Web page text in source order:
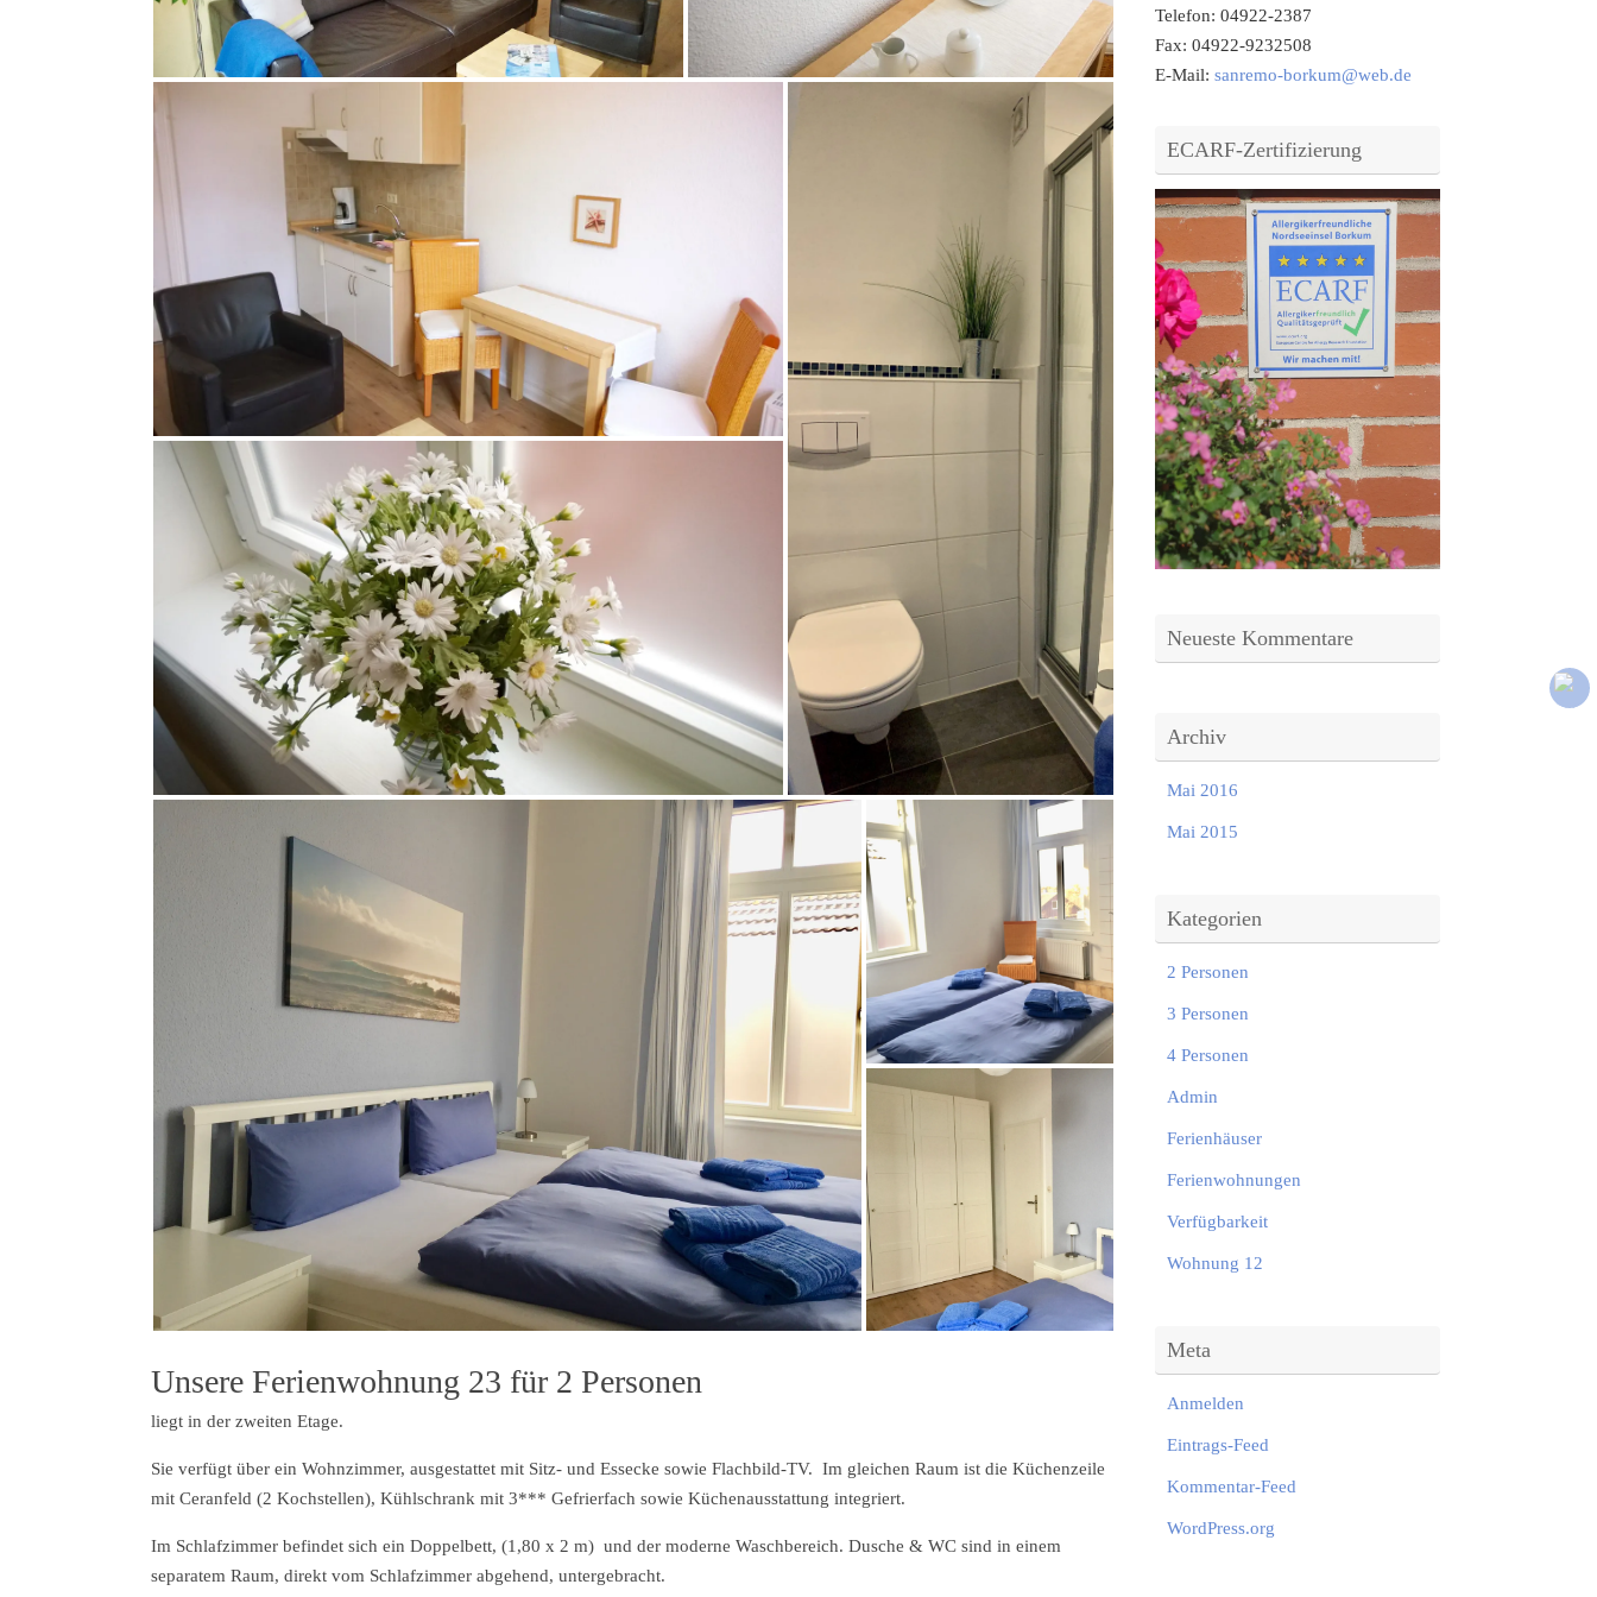
Unsere Ferienwohnung 23 für 2 Personen
liegt in der zweiten Etage.
Sie verfügt über ein Wohnzimmer, ausgestattet mit Sitz- und Essecke sowie Flachbild-TV. Im gleichen Raum ist die Küchenzeile
mit Ceranfeld (2 Kochstellen), Kühlschrank mit 3*** Gefrierfach sowie Küchenausstattung integriert.
Im Schlafzimmer befindet sich ein Doppelbett, (1,80 x 2 m) und der moderne Waschbereich. Dusche & WC sind in einem
separatem Raum, direkt vom Schlafzimmer abgehend, untergebracht.
Telefon: 04922-2387
Fax: 04922-9232508
E-Mail: sanremo-borkum@web.de
ECARF-Zertifizierung
Neueste Kommentare
Archiv
Mai 2016
Mai 2015
Kategorien
2 Personen
3 Personen
4 Personen
Admin
Ferienhäuser
Ferienwohnungen
Verfügbarkeit
Wohnung 12
Meta
Anmelden
Eintrags-Feed
Kommentar-Feed
WordPress.org